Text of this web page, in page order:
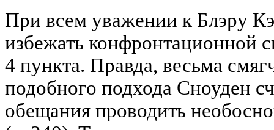
При всем уважении к Блэру
избежать конфронтационной
4 пункта. Правда, весьма
подобного подхода Сноуден
обещания проводить